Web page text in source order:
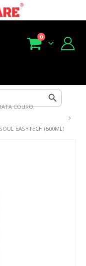
Search Button
0
COURO,
EASYTECH (500ML)